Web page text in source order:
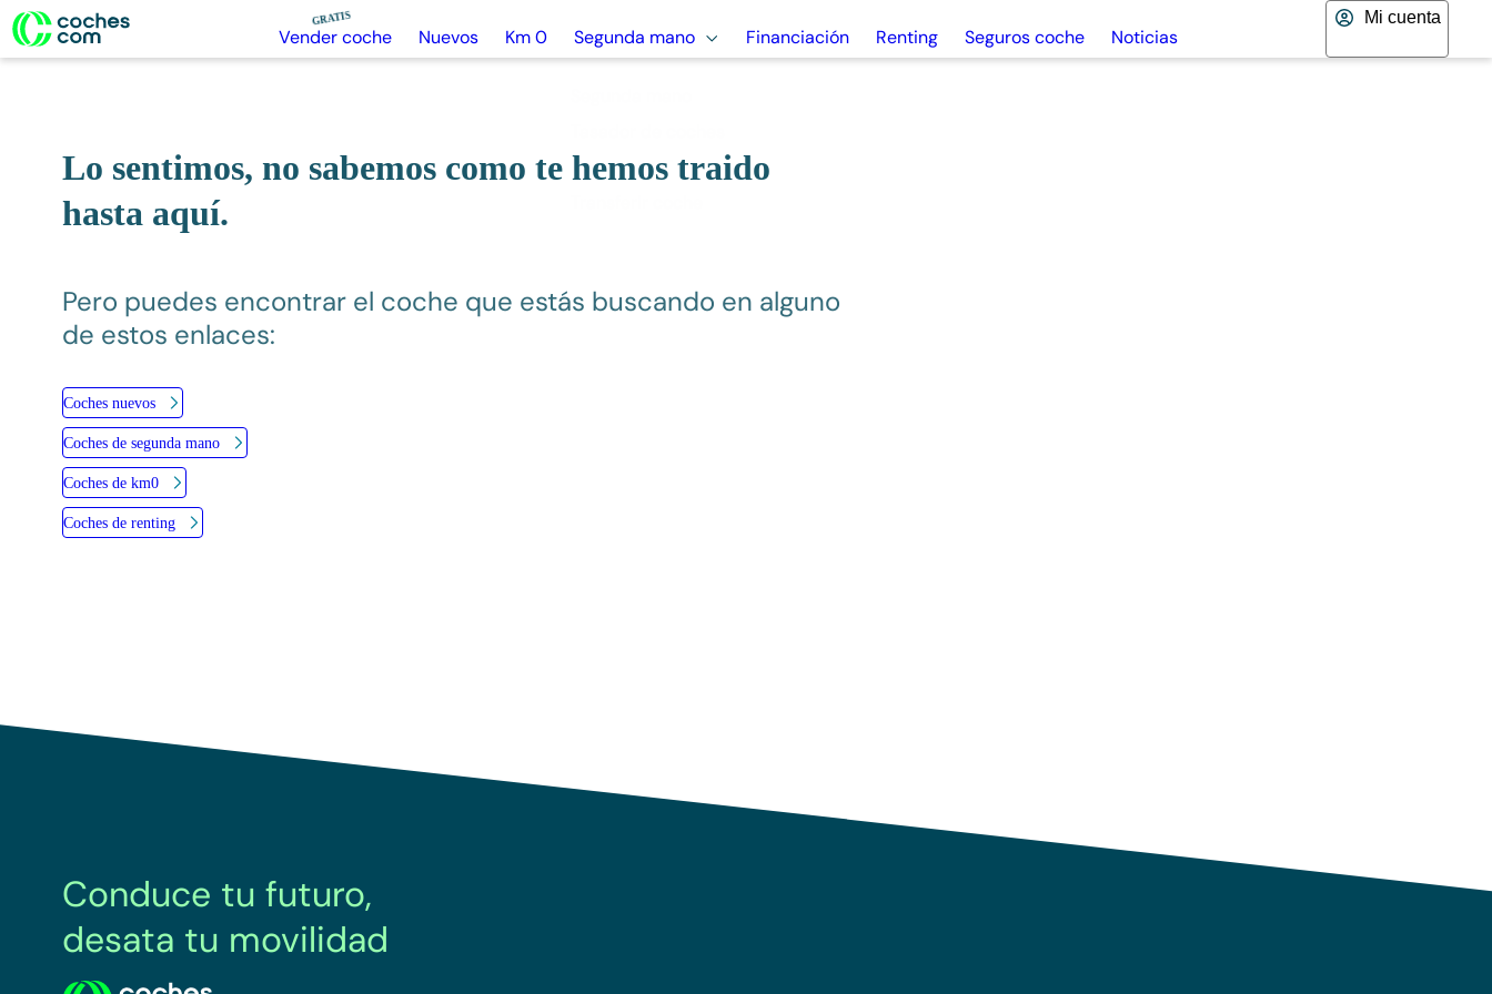
GRATIS
Vender coche Nuevos Km 0 Segunda mano Financiación Renting Seguros coche Noticias
Mi cuenta
Lo sentimos, no sabemos como te hemos
traido hasta aquí.
Pero puedes encontrar el coche que estás buscando en alguno
de estos enlaces:
Coches nuevos
Coches de segunda mano
Coches de km0
Coches de renting